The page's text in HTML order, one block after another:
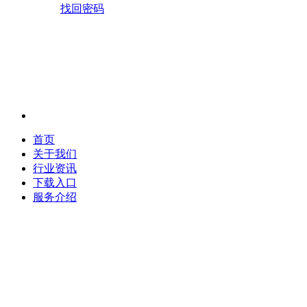
找回密码
首页
关于我们
行业资讯
下载入口
服务介绍